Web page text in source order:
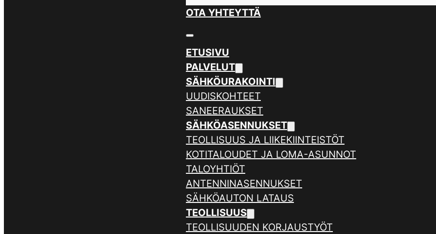
OTA YHTEYTTÄ
ETUSIVU
PALVELUT
SÄHKÖURAKOINTI
UUDISKOHTEET
SANEERAUKSET
SÄHKÖASENNUKSET
TEOLLISUUS JA LIIKEKIINTEISTÖT
KOTITALOUDET JA LOMA-ASUNNOT
TALOYHTIÖT
ANTENNINASENNUKSET
SÄHKÖAUTON LATAUS
TEOLLISUUS
TEOLLISUUDEN KORJAUSTYÖT